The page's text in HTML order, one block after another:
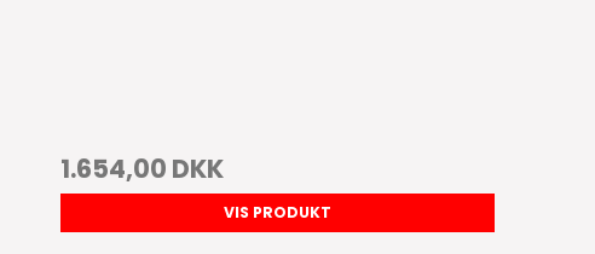
1.654,00 DKK
VIS PRODUKT